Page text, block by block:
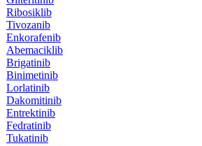
Ribosiklib
Tivozanib
Enkorafenib
Abemaciklib
Brigatinib
Binimetinib
Lorlatinib
Dakomitinib
Entrektinib
Fedratinib
Tukatinib